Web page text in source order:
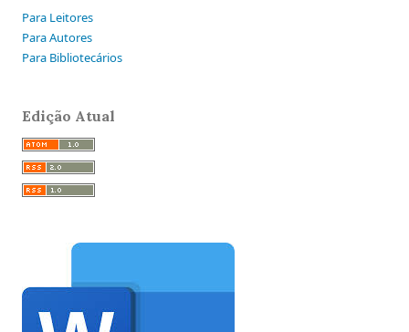
Para Leitores
Para Autores
Para Bibliotecários
Edição Atual